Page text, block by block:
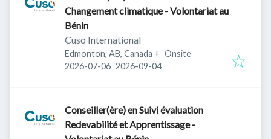
Changement climatique - Volontariat au
Bénin
Cuso International
Edmonton, AB, Canada + Onsite
Published:
2026-07-06 Expires:
2026-09-04
Conseiller(ère) en Suivi évaluation
Redevabilité et Apprentissage -